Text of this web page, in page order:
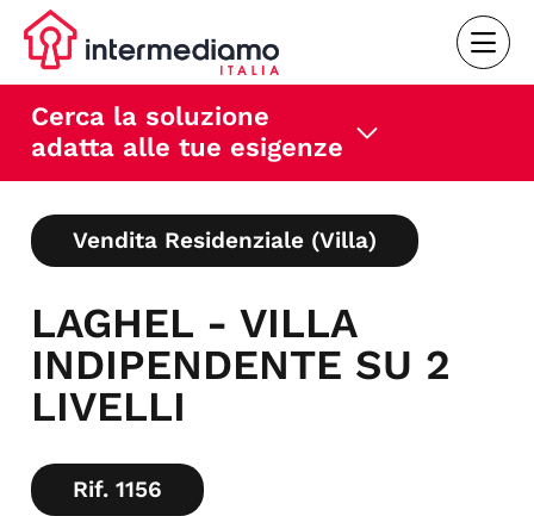
Cerca la soluzione
adatta alle tue esigenze
Vendita Residenziale (Villa)
LAGHEL - VILLA
INDIPENDENTE SU 2
LIVELLI
Rif. 1156